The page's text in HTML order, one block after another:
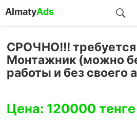
AlmatyAds
СРОЧНО!!!
Монтажник (можно
работы и без своего
Цена: 120000 тенге